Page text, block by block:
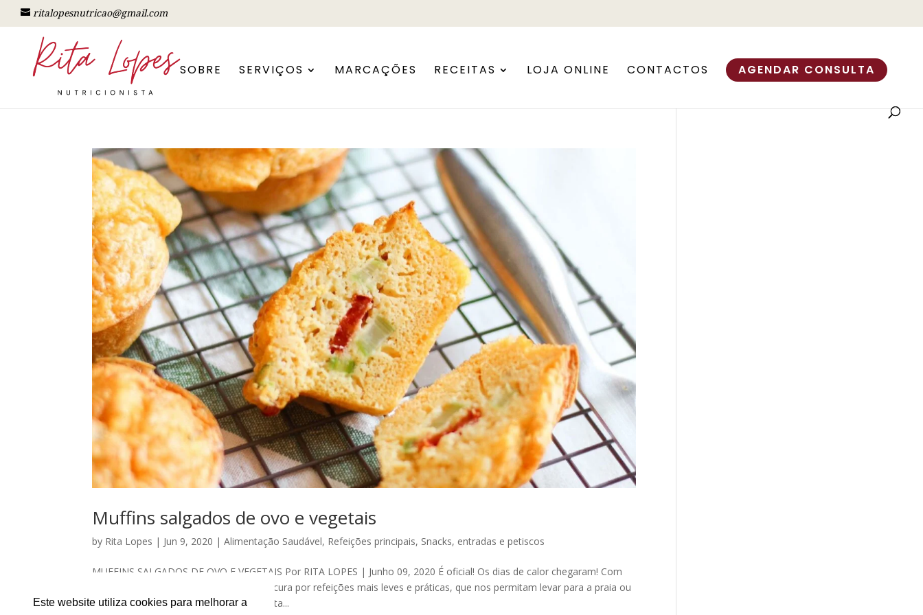
Este website utiliza cookies para melhorar a
ritalopesnutricao@gmail.com
SOBRE SERVIÇOS MARCAÇÕES RECEITAS LOJA ONLINE CONTACTOS AGENDAR CONSULTA
Muffins salgados de ovo e vegetais
by Rita Lopes | Jun 9, 2020 |Alimentação Saudável, Refeições principais, Snacks, entradas e petiscos
MUFFINS SALGADOS DE OVO E VEGETAIS Por RITA LOPES | Junho 09, 2020 É oficial! Os dias de calor chegaram! Com
eles, chegam também a vontade e a procura por refeições mais leves e práticas, que nos permitam levar para a praia ou
até para um piquenique, por exemplo! Esta...